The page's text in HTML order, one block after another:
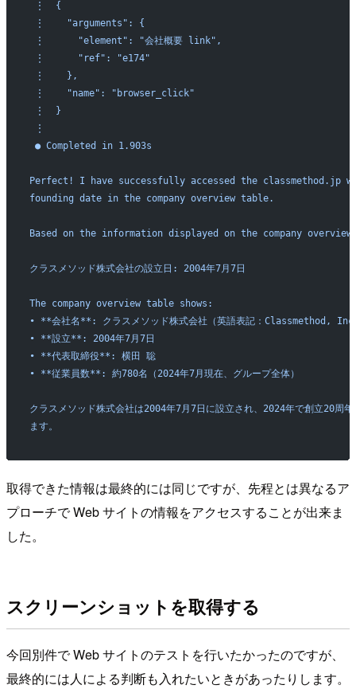
⋮  {
⋮    "arguments": {
⋮      "element": "会社概要 link",
⋮      "ref": "e174"
⋮    },
⋮    "name": "browser_click"
⋮  }
⋮
● Completed in 1.903s
Perfect! I have successfully accessed the classmethod.jp
founding date in the company overview table.
Based on the information displayed on the company
クラスメソッド株式会社の設立日: 2004年7月7日
The company overview table shows:
• **会社名**: クラスメソッド株式会社（英語表記：Classmethod,
• **設立**: 2004年7月7日
• **代表取締役**: 横田 聡
• **従業員数**: 約780名（2024年7月現在、グループ全体）
クラスメソッド株式会社は2004年7月7日に設立され、2024年で創立20周
ます。
取得できた情報は最終的には同じですが、先程とは異なるア
プローチで Web サイトの情報をアクセスすることが出来ま
した。
スクリーンショットを取得する
今回別件で Web サイトのテストを行いたかったのですが、
最終的には人による判断も入れたいときがあったりします。